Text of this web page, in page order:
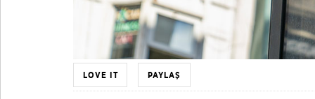
LOVE IT PAYLAŞ